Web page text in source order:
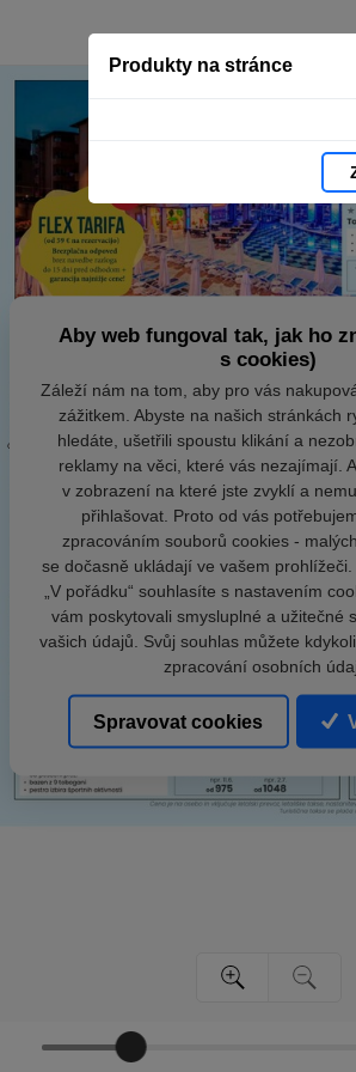
Produkty na stránce
Aby web fungoval tak, jak ho
s cookies)
Záleží nám na tom, aby pro vás
zážitkem. Abyste na našich stránkách
hledáte, ušetřili spoustu klikání a
reklamy na věci, které vás nezajímají.
v zobrazení na které jste zvyklí a
přihlašovat. Proto od vás
zpracováním souborů cookies -
se dočasně ukládají ve vašem
„V pořádku“ souhlasíte s nastavením
vám poskytovali smysluplné a užitečné
vašich údajů. Svůj souhlas můžete
zpracování osobních
Spravovat cookies